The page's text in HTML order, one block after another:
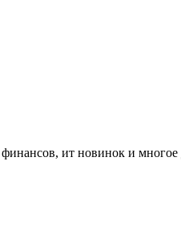
ит новинок и многое